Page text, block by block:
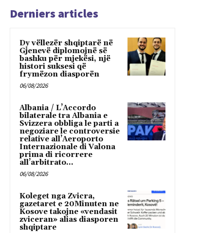
Derniers articles
Dy vëllezër shqiptarë në
Gjenevë diplomojnë së
bashku për mjekësi, një
histori suksesi që
frymëzon diasporën
06/08/2026
Albania / L’Accordo
bilaterale tra Albania e
Svizzera obbliga le parti a
negoziare le controversie
relative all’Aeroporto
Internazionale di Valona
prima di ricorrere
all’arbitrato...
06/08/2026
Koleget nga Zvicra,
gazetaret e 20Minuten ne
Kosove takojne «vendasit
zviceran» alias diasporen
shqiptare